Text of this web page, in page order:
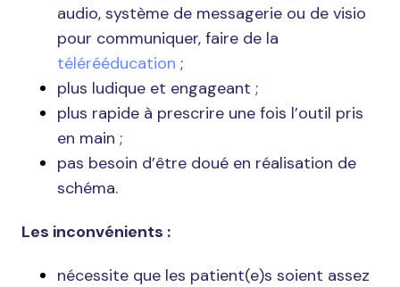
audio, système de messagerie ou de visio
pour communiquer, faire de la
télérééducation ;
plus ludique et engageant ;
plus rapide à prescrire une fois l’outil pris
en main ;
pas besoin d’être doué en réalisation de
schéma.
Les inconvénients :
nécessite que les patient(e)s soient assez